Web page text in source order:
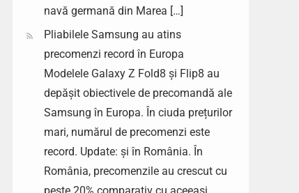
navă germană din Marea […]
Pliabilele Samsung au atins
precomenzi record în Europa
Modelele Galaxy Z Fold8 și Flip8 au
depășit obiectivele de precomandă ale
Samsung în Europa. În ciuda prețurilor
mari, numărul de precomenzi este
record. Update: și în România. În
România, precomenzile au crescut cu